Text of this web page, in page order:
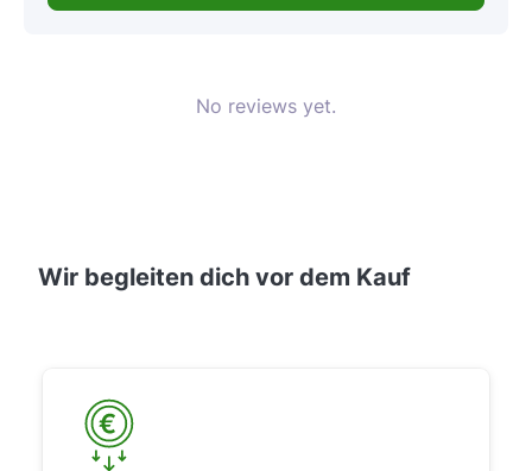
No reviews yet.
Wir begleiten dich vor dem Kauf